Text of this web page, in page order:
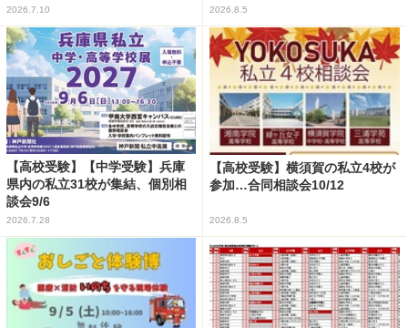
2026.7.10 2026.8.5
【高校受験】【中学受験】兵庫
県内の私立31校が集結、個別相
談会9/6
2026.7.28
【高校受験】横須賀の私立4校が
参加…合同相談会10/12
2026.8.5